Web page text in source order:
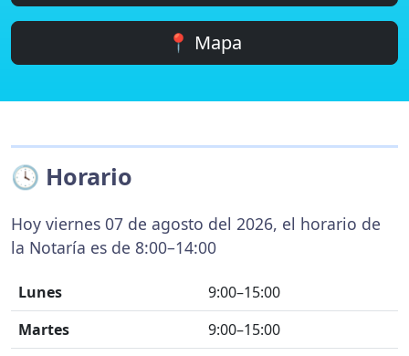
📍 Mapa
🕓 Horario
Hoy viernes 07 de agosto del 2026, el horario de
la Notaría es de 8:00–14:00
Lunes
9:00–15:00
Martes
9:00–15:00